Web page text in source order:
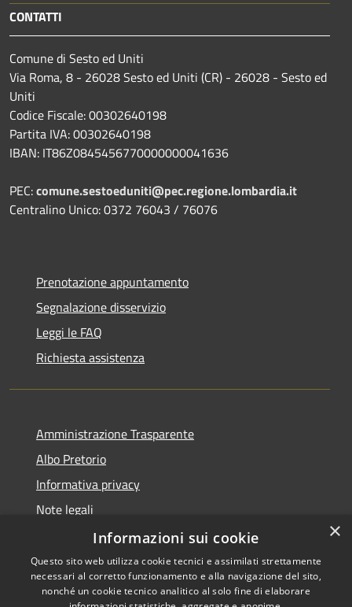
CONTATTI
Comune di Sesto ed Uniti
Via Roma, 8 - 26028 Sesto ed Uniti (CR) - 26028 - Sesto ed
Uniti
Codice Fiscale: 00302640198
Partita IVA: 00302640198
IBAN: IT86Z0845456770000000041636
PEC:comune.sestoeduniti@pec.regione.lombardia.it
Centralino Unico: 0372 76043 / 76076
Prenotazione appuntamento
Segnalazione disservizio
Leggi le FAQ
Richiesta assistenza
Amministrazione Trasparente
Albo Pretorio
Informativa privacy
Note legali
Dichiarazione di accessibilità
×
Informazioni sui cookie
Questo sito web utilizza cookie tecnici e assimilati strettamente
necessari al corretto funzionamento e alla navigazione del sito,
nonché un cookie tecnico analitico al solo fine di elaborare